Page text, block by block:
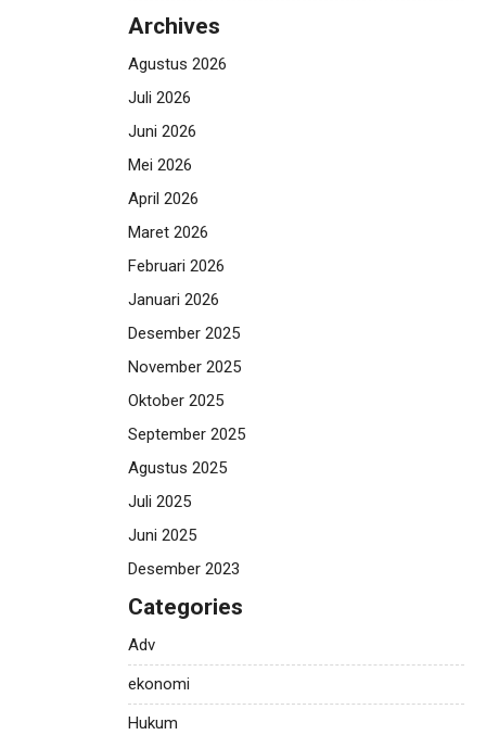
Archives
Agustus 2026
Juli 2026
Juni 2026
Mei 2026
April 2026
Maret 2026
Februari 2026
Januari 2026
Desember 2025
November 2025
Oktober 2025
September 2025
Agustus 2025
Juli 2025
Juni 2025
Desember 2023
Categories
Adv
ekonomi
Hukum